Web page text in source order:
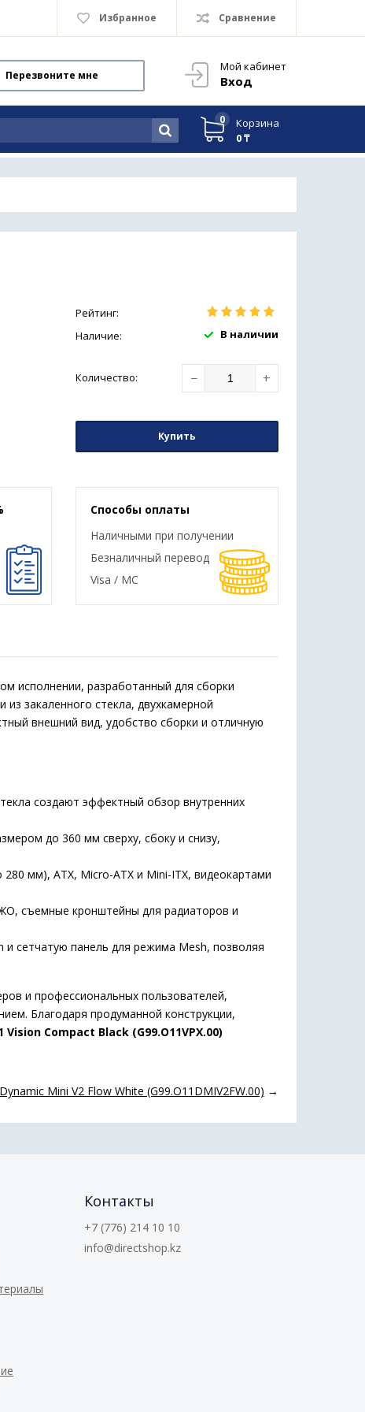
Избранное Сравнение
Мой кабинет
Вход
Перезвоните мне
0
Корзина
0 ₸
Рейтинг:
Наличие:
В наличии
Количество: − +
Купить
Способы оплаты
Наличными при получении
Безналичный перевод
Visa / MC
исполнении, разработанный для сборки
закаленного стекла, двухкамерной
внешний вид, удобство сборки и отличную
создают эффектный обзор внутренних
до 360 мм сверху, сбоку и снизу,
мм), ATX, Micro-ATX и Mini-ITX, видеокартами
съемные кронштейны для радиаторов и
сетчатую панель для режима Mesh, позволяя
и профессиональных пользователей,
Благодаря продуманной конструкции,
Vision Compact Black (G99.O11VPX.00)
Mini V2 Flow White (G99.O11DMIV2FW.00) →
Контакты
+7 (776) 214 10 10
info@directshop.kz